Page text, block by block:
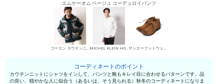
エムケーオム ベージュ コーデュロイパンツ
コーエン カウチンニット MICHEL KLEIN HOMME シャツ サンエーフットウェア チャッカブーツ
コーディネートのポイント
カウチンニットにシャツをインして、パンツと靴もキレイ目に合わせるパターンです。品
の良い、穏やかな人に似合う（あるいは、そう見られる）秋冬のコーディネートになりま